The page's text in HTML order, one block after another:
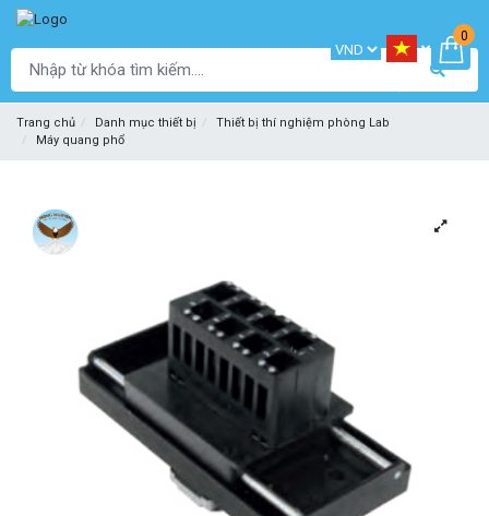
0
Trang chủ Danh mục thiết bị
Thiết bị thí nghiệm phòng Lab
Máy quang phổ